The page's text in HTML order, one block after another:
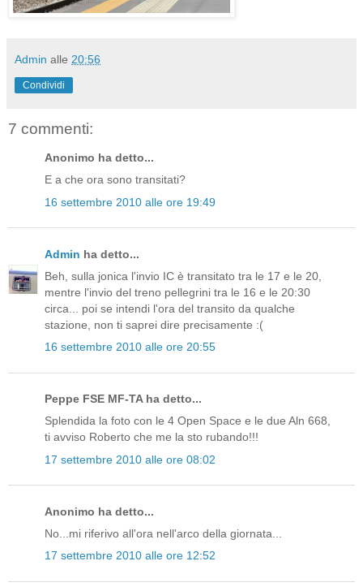
Admin alle 20:56
Condividi
7 commenti:
Anonimo ha detto...
E a che ora sono transitati?
16 settembre 2010 alle ore 19:49
Admin ha detto...
Beh, sulla jonica l'invio IC è transitato tra le 17 e le 20,
mentre l'invio del treno pellegrini tra le 16 e le 20:30
circa... poi se intendi l'ora del transito da qualche
stazione, non ti saprei dire precisamente :(
16 settembre 2010 alle ore 20:55
Peppe FSE MF-TA ha detto...
Splendida la foto con le 4 Open Space e le due Aln 668,
ti avviso Roberto che me la sto rubando!!!
17 settembre 2010 alle ore 08:02
Anonimo ha detto...
No...mi riferivo all'ora nell'arco della giornata...
17 settembre 2010 alle ore 12:52